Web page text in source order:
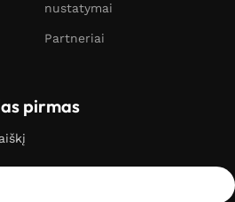
nustatymai
Partneriai
pirmas